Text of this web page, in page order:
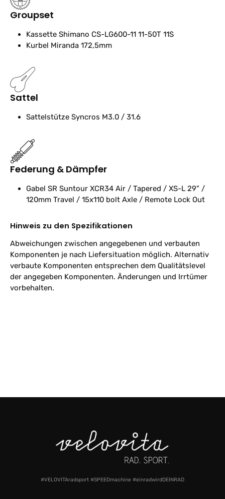
Groupset
Kassette Shimano CS-LG600-11 11-50T 11S
Kurbel Miranda 172,5mm
Sattel
Sattelstütze Syncros M3.0 / 31.6
Federung & Dämpfer
Gabel SR Suntour XCR34 Air / Tapered / XS-L 29" /
120mm Travel / 15x110 bolt Axle / Remote Lock Out
Hinweis zu den Spezifikationen
Abweichungen zwischen angegebenen und verbauten
Komponenten je nach Liefersituation möglich. Alternativ
verbaute Komponenten entsprechen dem Qualitätslevel
der angegeben Komponenten. Änderungen und Irrtümer
vorbehalten.
#VELOVITAradsport #SPEEDmachine #einradwirdDEINRAD